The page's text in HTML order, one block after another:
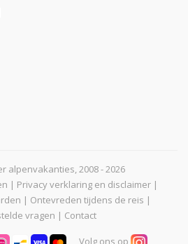
alpenvakanties, 2008 - 2026
| Privacy verklaring en disclaimer |
| Ontevreden tijdens de reis |
vragen | Contact
Volg ons op